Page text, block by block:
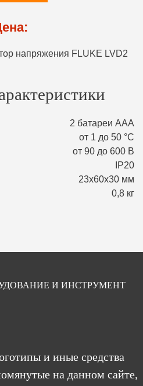
2 батареи ААA
от 1 до 50 °С
от 90 до 600 В
IP20
23х60х30 мм
0,8 кг
И ИНСТРУМЕНТ
и иные средства
на данном сайте,